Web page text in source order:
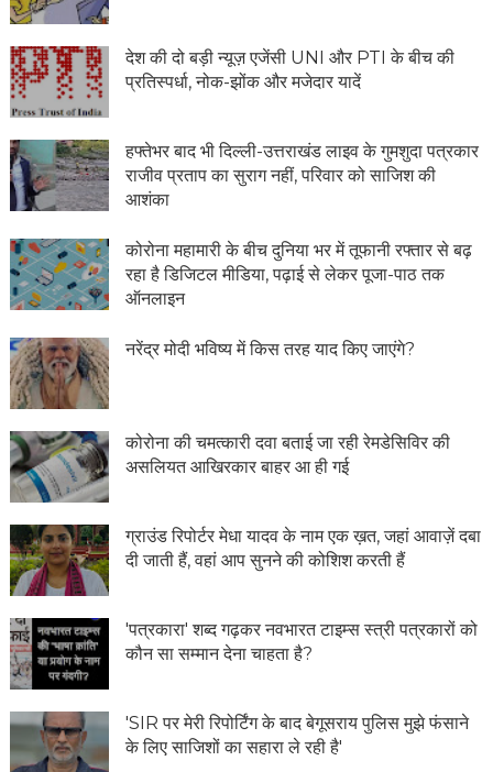
देश की दो बड़ी न्यूज़ एजेंसी UNI और PTI के बीच की
प्रतिस्पर्धा, नोक-झोंक और मजेदार यादें
हफ्तेभर बाद भी दिल्ली-उत्तराखंड लाइव के गुमशुदा पत्रकार
राजीव प्रताप का सुराग नहीं, परिवार को साजिश की
आशंका
कोरोना महामारी के बीच दुनिया भर में तूफानी रफ्तार से बढ़
रहा है डिजिटल मीडिया, पढ़ाई से लेकर पूजा-पाठ तक
ऑनलाइन
नरेंद्र मोदी भविष्य में किस तरह याद किए जाएंगे?
कोरोना की चमत्कारी दवा बताई जा रही रेमडेसिविर की
असलियत आखिरकार बाहर आ ही गई
ग्राउंड रिपोर्टर मेधा यादव के नाम एक ख़त, जहां आवाज़ें दबा
दी जाती हैं, वहां आप सुनने की कोशिश करती हैं
'पत्रकारा' शब्द गढ़कर नवभारत टाइम्स स्त्री पत्रकारों को
कौन सा सम्मान देना चाहता है?
'SIR पर मेरी रिपोर्टिंग के बाद बेगूसराय पुलिस मुझे फंसाने
के लिए साजिशों का सहारा ले रही है'